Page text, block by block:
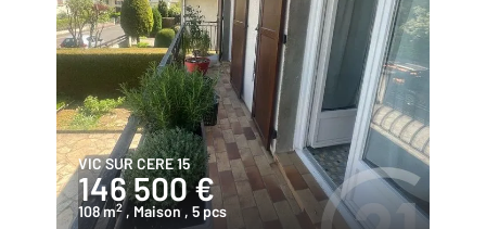
VIC SUR CERE 15
146 500 €
108 m2 , Maison , 5 pcs